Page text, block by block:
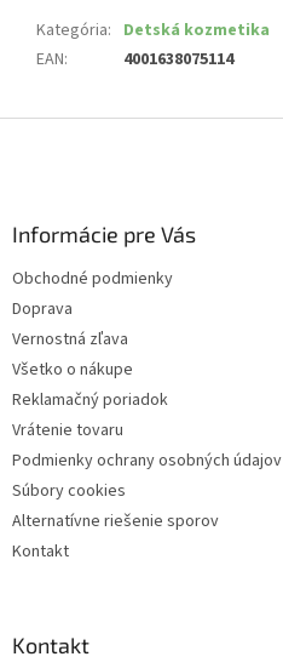
Kategória: Detská kozmetika
EAN: 4001638075114
Informácie pre Vás
Obchodné podmienky
Doprava
Vernostná zľava
Všetko o nákupe
Reklamačný poriadok
Vrátenie tovaru
Podmienky ochrany osobných údajov
Súbory cookies
Alternatívne riešenie sporov
Kontakt
Kontakt